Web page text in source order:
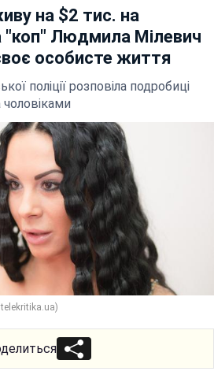
на $2 тис. на
"коп" Людмила Мілевич
особисте життя
поліції розповіла подробиці